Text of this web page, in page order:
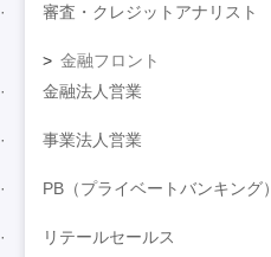
審査・クレジットアナリスト
金融フロント
金融法人営業
事業法人営業
PB（プライベートバンキング
リテールセールス